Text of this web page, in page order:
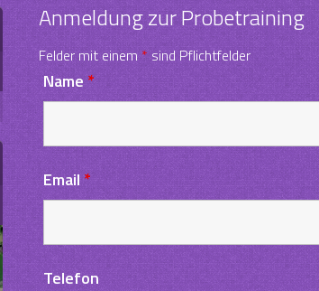
Anmeldung zur Probetraining
Felder mit einem*sind Pflichtfelder
Name*
Email *
Telefon